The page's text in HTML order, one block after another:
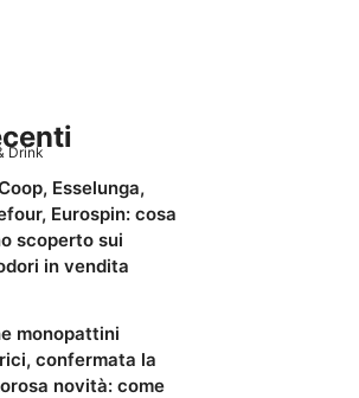
Drink
Esselunga,
Eurospin: cosa
scoperto sui
in vendita
monopattini
confermata la
novità: come